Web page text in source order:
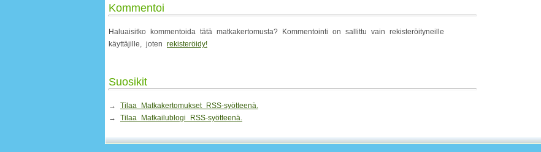
Kommentoi
Haluaisitko kommentoida tätä matkakertomusta? Kommentointi on sallittu vain rekisteröityneille
käyttäjille, joten rekisteröidy!
Suosikit
→ Tilaa Matkakertomukset RSS-syötteenä.
→ Tilaa Matkailublogi RSS-syötteenä.